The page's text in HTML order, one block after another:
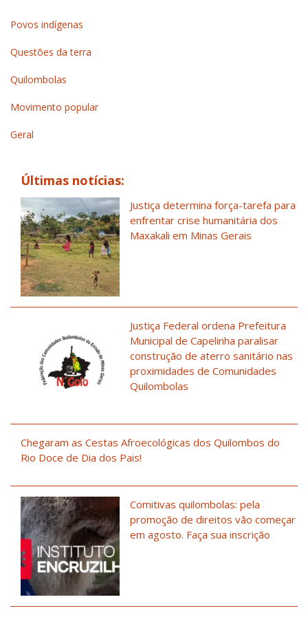
Povos indígenas
Questões da terra
Quilombolas
Movimento popular
Geral
Últimas notícias:
Justiça determina força-tarefa para
enfrentar crise humanitária dos
Maxakali em Minas Gerais
Justiça Federal ordena Prefeitura
Municipal de Capelinha paralisar
construção de aterro sanitário nas
proximidades de Comunidades
Quilombolas
Chegaram as Cestas Afroecológicas dos Quilombos do
Rio Doce de Dia dos Pais!
Comitivas quilombolas: pela
promoção de direitos vão começar
em agosto. Faça sua inscrição